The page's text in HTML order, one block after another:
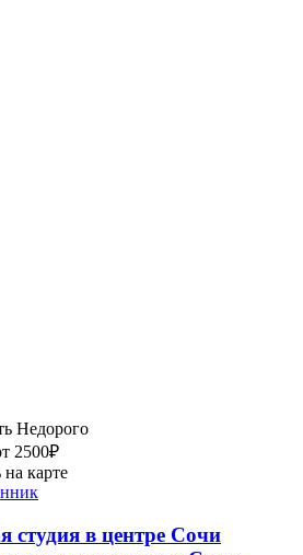
Недорого
2500₽
карте
студия в центре Сочи